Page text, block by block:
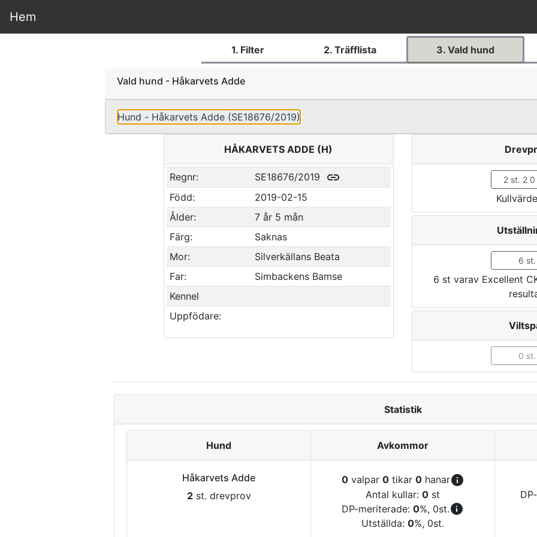
Hem
1. Filter 2. Träfflista 3. Vald hund
Vald hund - Håkarvets Adde
Hund - Håkarvets Adde (SE18676/2019)
HÅKARVETS ADDE (H)
Regnr: SE18676/2019 link
Född:
2019-02-15
Ålder:
7 år 5 mån
Färg:
Saknas
Mor:
Silverkällans Beata
Far:
Simbackens Bamse
Kennel
Uppfödare:
2 st. 2
Kullvärde
6 st.
6 st varav Excellent
0 st.
Statistik
Hund
Håkarvets Adde
2st. drevprov
Avkommor
0valpar 0tikar 0hanarinfo
Antal kullar: 0 st
DP-meriterade: 0%, 0st.info
Utställda: 0%, 0st.